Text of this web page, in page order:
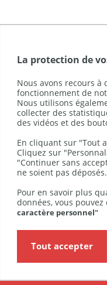
La protection de
Nous avons recours à
fonctionnement de
Nous utilisons
collecter des
des vidéos et des
En cliquant sur "Tout
Cliquez sur
"Continuer sans
ne soient pas déposés.
Pour en savoir plus
données, vous
caractère personnel"
Tout accepter
recevez notre